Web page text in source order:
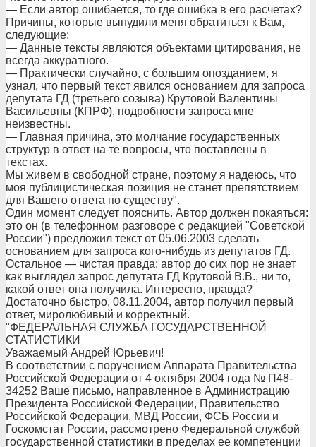
— Если автор ошибается, то где ошибка в его расчетах?
Причины, которые вынудили меня обратиться к Вам,
следующие:
— Данные тексты являются объектами цитирования, не
всегда аккуратного.
— Практически случайно, с большим опозданием, я
узнал, что первый текст явился основанием для запроса
депутата ГД (третьего созыва) Крутовой Валентины
Васильевны (КПРФ), подробности запроса мне
неизвестны.
— Главная причина, это молчание государственных
структур в ответ на те вопросы, что поставлены в
текстах.
Мы живем в свободной стране, поэтому я надеюсь, что
моя публицистическая позиция не станет препятствием
для Вашего ответа по существу".
Один момент следует пояснить. Автор должен покаяться:
это он (в телефонном разговоре с редакцией "Советской
России") предложил текст от 05.06.2003 сделать
основанием для запроса кого-нибудь из депутатов ГД.
Остальное — чистая правда: автор до сих пор не знает
как выглядел запрос депутата ГД Крутовой В.В., ни то,
какой ответ она получила. Интересно, правда?
Достаточно быстро, 08.11.2004, автор получил первый
ответ, миролюбивый и корректный.
"ФЕДЕРАЛЬНАЯ СЛУЖБА ГОСУДАРСТВЕННОЙ
СТАТИСТИКИ
Уважаемый Андрей Юрьевич!
В соответствии с поручением Аппарата Правительства
Российской Федерации от 4 октября 2004 года № П48-
34252 Ваше письмо, направленное в Администрацию
Президента Российской Федерации, Правительство
Российской Федерации, МВД России, ФСБ России и
Госкомстат России, рассмотрено Федеральной службой
государственной статистики в пределах ее компетенции